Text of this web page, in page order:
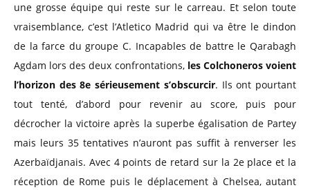
une grosse équipe qui reste sur le carreau. Et selon toute
vraisemblance, c’est l’Atletico Madrid qui va être le dindon
de la farce du groupe C. Incapables de battre le Qarabagh
Agdam lors des deux confrontations, les Colchoneros voient
l’horizon des 8e sérieusement s’obscurcir. Ils ont pourtant
tout tenté, d’abord pour revenir au score, puis pour
décrocher la victoire après la superbe égalisation de Partey
mais leurs 35 tentatives n’auront pas suffit à renverser les
Azerbaïdjanais. Avec 4 points de retard sur la 2e place et la
réception de Rome puis le déplacement à Chelsea, autant